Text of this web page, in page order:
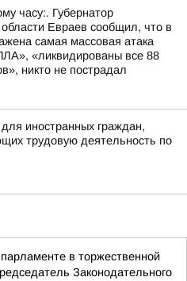
часу:. Губернатор
Евраев сообщил, что в
самая массовая атака
«ликвидированы все 88
никто не пострадал
иностранных граждан,
трудовую деятельность по
в торжественной
Законодательного